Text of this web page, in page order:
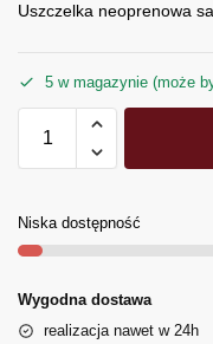
Uszczelka neoprenowa
5 w magazynie (może
Niska dostępność
Wygodna dostawa
realizacja nawet w 24h